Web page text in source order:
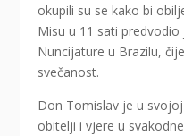
okupili su se kako bi
Misu u 11 sati
Nuncijature u Brazilu,
svečanost.
Don Tomislav je u
obitelji i vjere u